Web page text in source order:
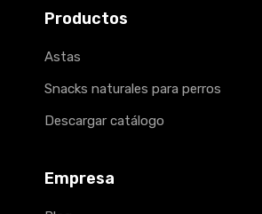
Productos
Astas
Snacks naturales para perros
Descargar catálogo
Empresa